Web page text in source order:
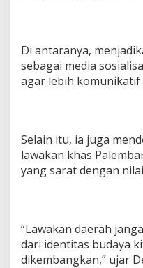
t
Di antaranya,
sebagai media
agar lebih komunikatif
Selain itu, ia juga
lawakan khas
yang sarat dengan
“Lawakan daerah
dari identitas budaya
dikembangkan,” ujar